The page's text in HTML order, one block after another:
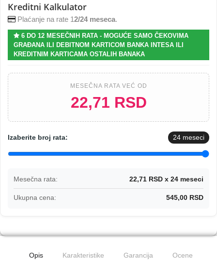
Kreditni Kalkulator
Plaćanje na rate 12/24 meseca.
6 DO 12 MESEČNIH RATA - MOGUĆE SAMO ČEKOVIMA
GRAĐANA ILI DEBITNOM KARTICOM BANKA INTESA ILI
KREDITNIM KARTICAMA OSTALIH BANAKA
MESEČNA RATA VEĆ OD
22,71 RSD
Izaberite broj rata: 24 meseci
Mesečna rata: 22,71 RSD x 24 meseci
Ukupna cena: 545,00 RSD
Opis Karakteristike Garancija Ocene